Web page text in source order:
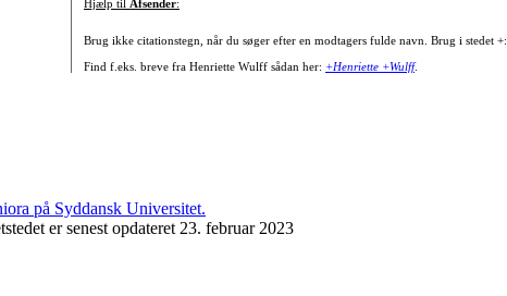
Hjælp til Afsender:
Brug ikke citationstegn, når du søger efter en modtagers fulde navn. Brug i stedet +:
Find f.eks. breve fra Henriette Wulff sådan her: +Henriette +Wulff.
er senest opdateret 23. februar 2023